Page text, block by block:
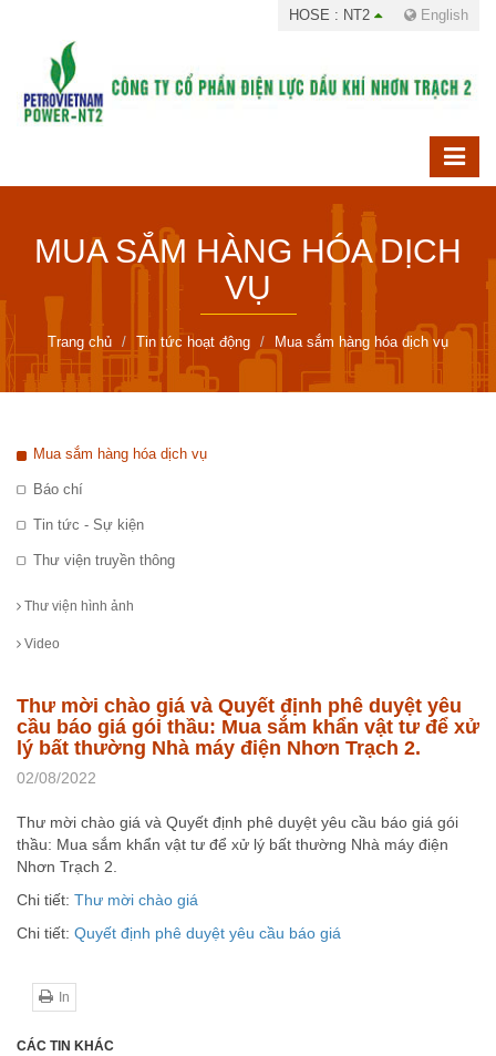
HOSE : NT2 English
MUA SẮM HÀNG HÓA DỊCH
VỤ
Trang chủ Tin tức hoạt động Mua sắm hàng hóa dịch vụ
Mua sắm hàng hóa dịch vụ
Báo chí
Tin tức - Sự kiện
Thư viện truyền thông
Thư viện hình ảnh
Video
Thư mời chào giá và Quyết định phê duyệt yêu
cầu báo giá gói thầu: Mua sắm khẩn vật tư để xử
lý bất thường Nhà máy điện Nhơn Trạch 2.
02/08/2022
Thư mời chào giá và Quyết định phê duyệt yêu cầu báo giá gói
thầu: Mua sắm khẩn vật tư để xử lý bất thường Nhà máy điện
Nhơn Trạch 2.
Chi tiết: Thư mời chào giá
Chi tiết: Quyết định phê duyệt yêu cầu báo giá
In
CÁC TIN KHÁC